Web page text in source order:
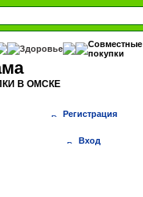
Здоровье
Совместные
покупки
В ОМСКЕ
Регистрация
Вход